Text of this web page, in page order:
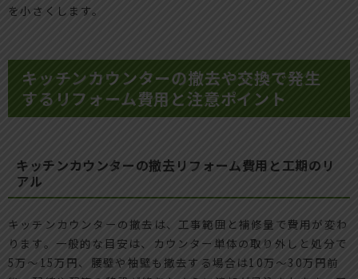
を小さくします。
キッチンカウンターの撤去や交換で発生
するリフォーム費用と注意ポイント
キッチンカウンターの撤去リフォーム費用と工期のリ
アル
キッチンカウンターの撤去は、工事範囲と補修量で費用が変わ
ります。一般的な目安は、カウンター単体の取り外しと処分で
5万〜15万円、腰壁や袖壁も撤去する場合は10万〜30万円前